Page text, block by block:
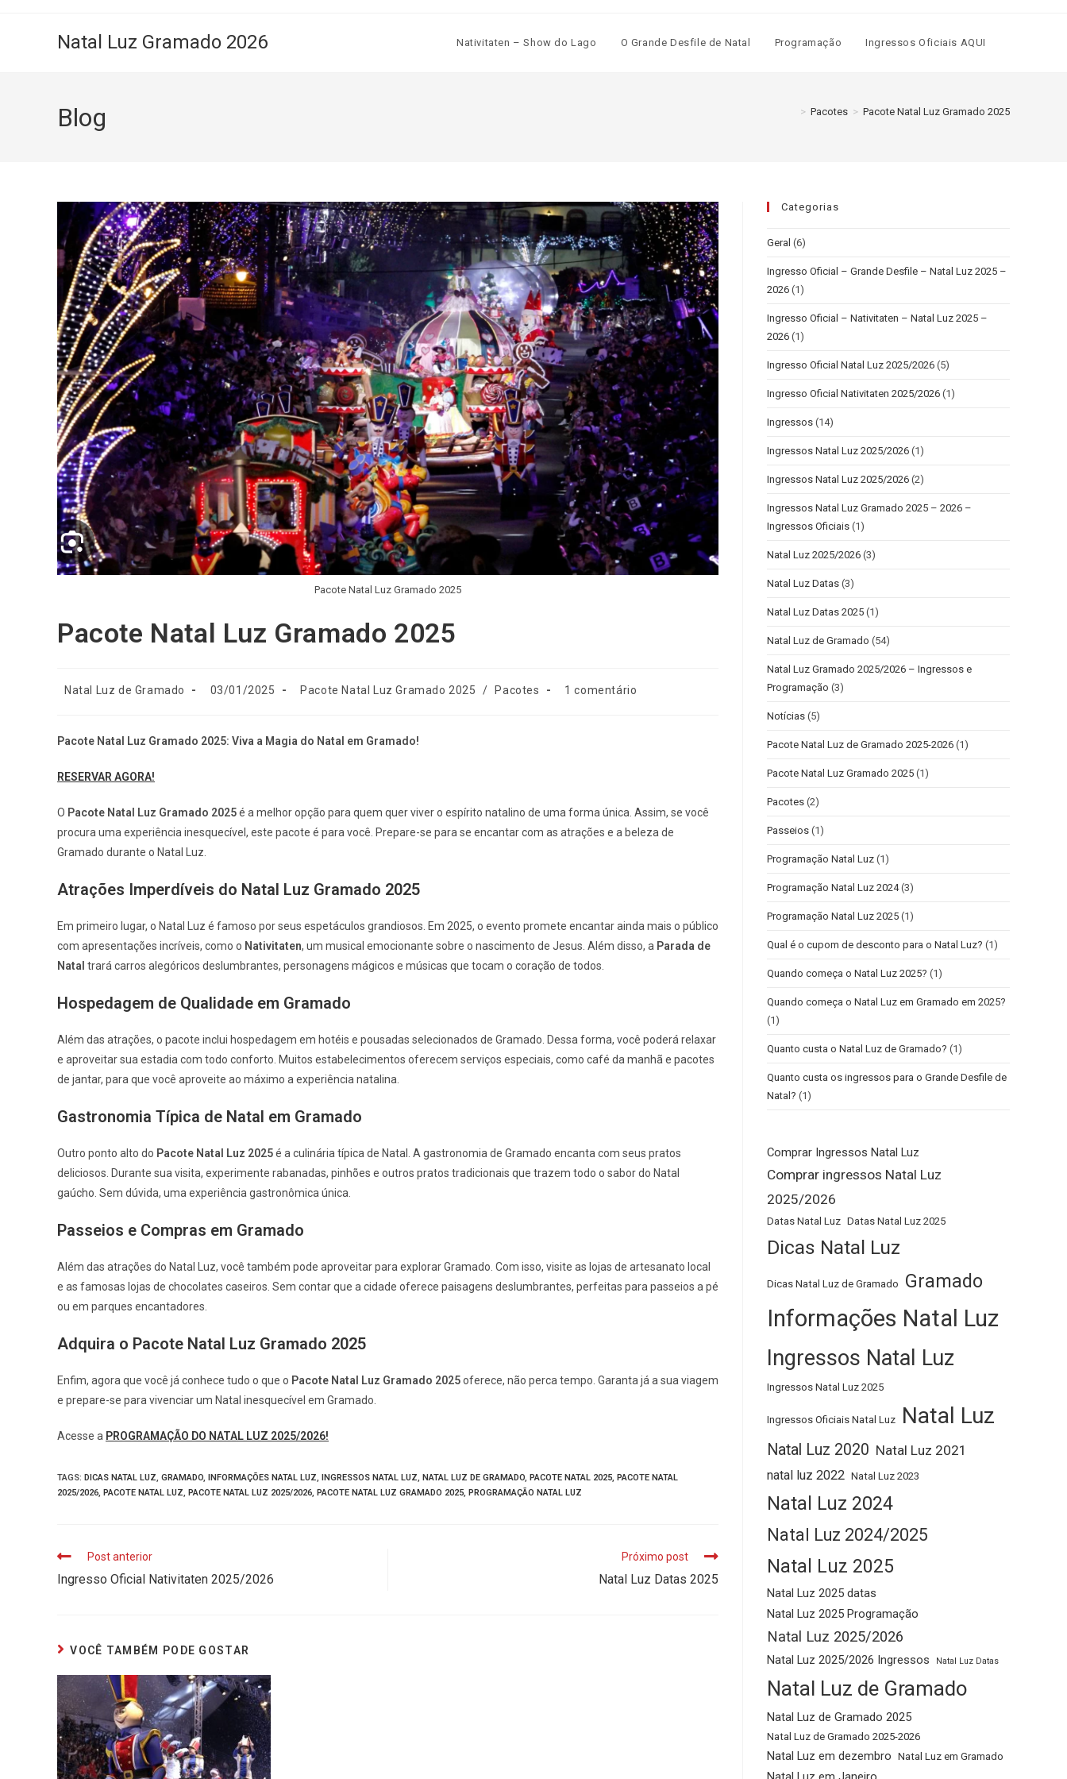
Natal Luz Gramado 2026 Nativitaten – Show do Lago O Grande Desfile de Natal Programação Ingressos Oficiais AQUI
Blog > Pacotes > Pacote Natal Luz Gramado 2025
Pacote Natal Luz Gramado 2025
Pacote Natal Luz Gramado 2025
Natal Luz de Gramado 03/01/2025 Pacote Natal Luz Gramado 2025 / Pacotes 1 comentário
Pacote Natal Luz Gramado 2025: Viva a Magia do Natal em Gramado!
RESERVAR AGORA!
O Pacote Natal Luz Gramado 2025é a melhor opção para quem quer viver o espírito natalino de uma forma única. Assim, se você
procura uma experiência inesquecível, este pacote é para você. Prepare-se para se encantar com as atrações e a beleza de
Gramado durante o Natal Luz.
Atrações Imperdíveis do Natal Luz Gramado 2025
Em primeiro lugar, o Natal Luz é famoso por seus espetáculos grandiosos. Em 2025, o evento promete encantar ainda mais o público
com apresentações incríveis, como o Nativitaten, um musical emocionante sobre o nascimento de Jesus. Além disso, a Parada de
Natal trará carros alegóricos deslumbrantes, personagens mágicos e músicas que tocam o coração de todos.
Hospedagem de Qualidade em Gramado
Além das atrações, o pacote inclui hospedagem em hotéis e pousadas selecionados de Gramado. Dessa forma, você poderá relaxar
e aproveitar sua estadia com todo conforto. Muitos estabelecimentos oferecem serviços especiais, como café da manhã e pacotes
de jantar, para que você aproveite ao máximo a experiência natalina.
Gastronomia Típica de Natal em Gramado
Outro ponto alto do Pacote Natal Luz 2025é a culinária típica de Natal. A gastronomia de Gramado encanta com seus pratos
deliciosos. Durante sua visita, experimente rabanadas, pinhões e outros pratos tradicionais que trazem todo o sabor do Natal
gaúcho. Sem dúvida, uma experiência gastronômica única.
Passeios e Compras em Gramado
Além das atrações do Natal Luz, você também pode aproveitar para explorar Gramado. Com isso, visite as lojas de artesanato local
e as famosas lojas de chocolates caseiros. Sem contar que a cidade oferece paisagens deslumbrantes, perfeitas para passeios a pé
ou em parques encantadores.
Adquira o Pacote Natal Luz Gramado 2025
Enfim, agora que você já conhece tudo o que o Pacote Natal Luz Gramado 2025oferece, não perca tempo. Garanta já a sua viagem
e prepare-se para vivenciar um Natal inesquecível em Gramado.
Acesse a PROGRAMAÇÃO DO NATAL LUZ 2025/2026!
TAGS: DICAS NATAL LUZ, GRAMADO, INFORMAÇÕES NATAL LUZ, INGRESSOS NATAL LUZ, NATAL LUZ DE GRAMADO, PACOTE NATAL 2025, PACOTE NATAL
2025/2026, PACOTE NATAL LUZ, PACOTE NATAL LUZ 2025/2026, PACOTE NATAL LUZ GRAMADO 2025, PROGRAMAÇÃO NATAL LUZ
Post anterior
Ingresso Oficial Nativitaten 2025/2026
Próximo post
Natal Luz Datas 2025
VOCÊ TAMBÉM PODE GOSTAR
Categorias
Geral (6)
Ingresso Oficial – Grande Desfile – Natal Luz 2025 –
2026 (1)
Ingresso Oficial – Nativitaten – Natal Luz 2025 –
2026 (1)
Ingresso Oficial Natal Luz 2025/2026 (5)
Ingresso Oficial Nativitaten 2025/2026 (1)
Ingressos (14)
Ingressos Natal Luz 2025/2026 (1)
Ingressos Natal Luz 2025/2026 (2)
Ingressos Natal Luz Gramado 2025 – 2026 –
Ingressos Oficiais (1)
Natal Luz 2025/2026 (3)
Natal Luz Datas (3)
Natal Luz Datas 2025 (1)
Natal Luz de Gramado (54)
Natal Luz Gramado 2025/2026 – Ingressos e
Programação (3)
Notícias (5)
Pacote Natal Luz de Gramado 2025-2026 (1)
Pacote Natal Luz Gramado 2025 (1)
Pacotes (2)
Passeios (1)
Programação Natal Luz (1)
Programação Natal Luz 2024 (3)
Programação Natal Luz 2025 (1)
Qual é o cupom de desconto para o Natal Luz? (1)
Quando começa o Natal Luz 2025? (1)
Quando começa o Natal Luz em Gramado em 2025?
(1)
Quanto custa o Natal Luz de Gramado? (1)
Quanto custa os ingressos para o Grande Desfile de
Natal? (1)
Comprar Ingressos Natal Luz
Comprar ingressos Natal Luz
2025/2026
Datas Natal Luz Datas Natal Luz 2025
Dicas Natal Luz
Dicas Natal Luz de Gramado Gramado
Informações Natal Luz
Ingressos Natal Luz
Ingressos Natal Luz 2025
Ingressos Oficiais Natal Luz Natal Luz
Natal Luz 2020 Natal Luz 2021
natal luz 2022 Natal Luz 2023
Natal Luz 2024
Natal Luz 2024/2025
Natal Luz 2025
Natal Luz 2025 datas
Natal Luz 2025 Programação
Natal Luz 2025/2026
Natal Luz 2025/2026 Ingressos Natal Luz Datas
Natal Luz de Gramado
Natal Luz de Gramado 2025
Natal Luz de Gramado 2025-2026
Natal Luz em dezembro Natal Luz em Gramado